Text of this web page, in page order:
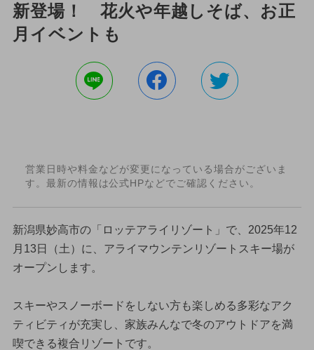
新登場！ 花火や年越しそば、お正
月イベントも
営業日時や料金などが変更になっている場合がございま
す。最新の情報は公式HPなどでご確認ください。
新潟県妙高市の「ロッテアライリゾート」で、2025年12
月13日（土）に、アライマウンテンリゾートスキー場が
オープンします。
スキーやスノーボードをしない方も楽しめる多彩なアク
ティビティが充実し、家族みんなで冬のアウトドアを満
喫できる複合リゾートです。